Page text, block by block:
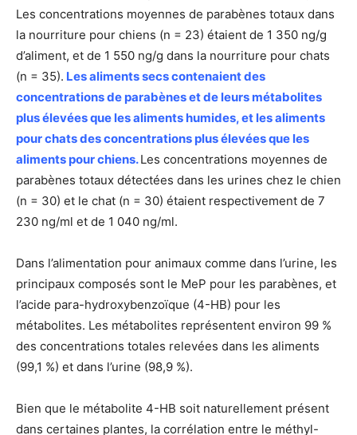
Les concentrations moyennes de parabènes totaux dans
la nourriture pour chiens (n = 23) étaient de 1 350 ng/g
d’aliment, et de 1 550 ng/g dans la nourriture pour chats
(n = 35). Les aliments secs contenaient des
concentrations de parabènes et de leurs métabolites
plus élevées que les aliments humides, et les aliments
pour chats des concentrations plus élevées que les
aliments pour chiens. Les concentrations moyennes de
parabènes totaux détectées dans les urines chez le chien
(n = 30) et le chat (n = 30) étaient respectivement de 7
230 ng/ml et de 1 040 ng/ml.
Dans l’alimentation pour animaux comme dans l’urine, les
principaux composés sont le MeP pour les parabènes, et
l’acide para-hydroxybenzoïque (4-HB) pour les
métabolites. Les métabolites représentent environ 99 %
des concentrations totales relevées dans les aliments
(99,1 %) et dans l’urine (98,9 %).
Bien que le métabolite 4-HB soit naturellement présent
dans certaines plantes, la corrélation entre le méthyl-